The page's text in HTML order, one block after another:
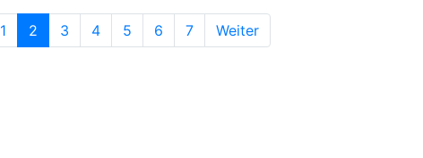
1 2 3 4 5 6 7 Weiter